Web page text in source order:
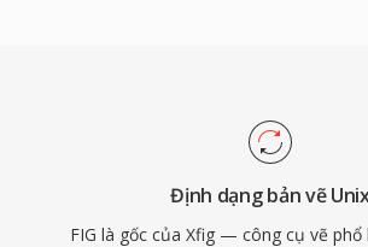
Định dạng bản vẽ
FIG là gốc của Xfig — công cụ vẽ phổ